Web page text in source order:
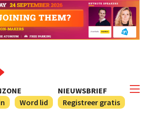
NIEUWSBRIEF
Registreer gratis
Word lid